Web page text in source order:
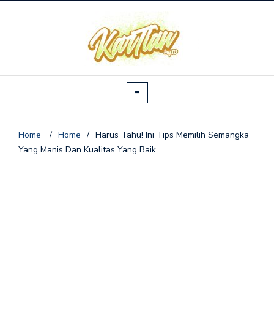
Home / Home / Harus Tahu! Ini Tips Memilih Semangka
Yang Manis Dan Kualitas Yang Baik